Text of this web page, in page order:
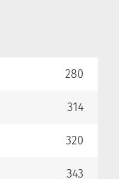
280
314
320
343